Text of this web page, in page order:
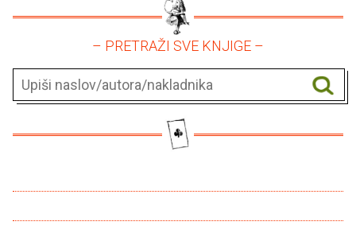
– PRETRAŽI SVE KNJIGE –